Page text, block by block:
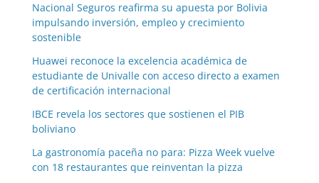
Nacional Seguros reafirma su apuesta por Bolivia
impulsando inversión, empleo y crecimiento
sostenible
Huawei reconoce la excelencia académica de
estudiante de Univalle con acceso directo a examen
de certificación internacional
IBCE revela los sectores que sostienen el PIB
boliviano
La gastronomía paceña no para: Pizza Week vuelve
con 18 restaurantes que reinventan la pizza